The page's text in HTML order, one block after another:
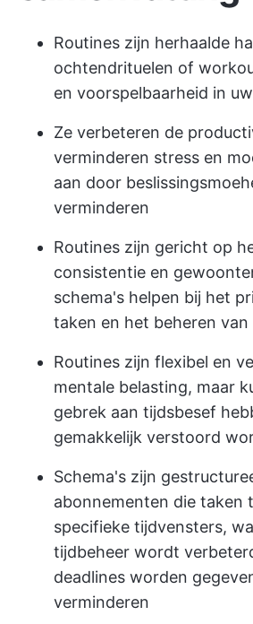
Routines zijn herhaalde
ochtendrituelen of
en voorspelbaarheid in
Ze verbeteren de
verminderen stress en
aan door
verminderen
Routines zijn gericht op
consistentie en
schema's helpen bij het
taken en het beheren van
Routines zijn flexibel en
mentale belasting, maar
gebrek aan tijdsbesef
gemakkelijk verstoord
Schema's zijn
abonnementen die taken
specifieke tijdvensters,
tijdbeheer wordt
deadlines worden
verminderen